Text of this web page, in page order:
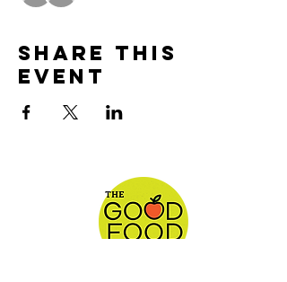
Share This
Event